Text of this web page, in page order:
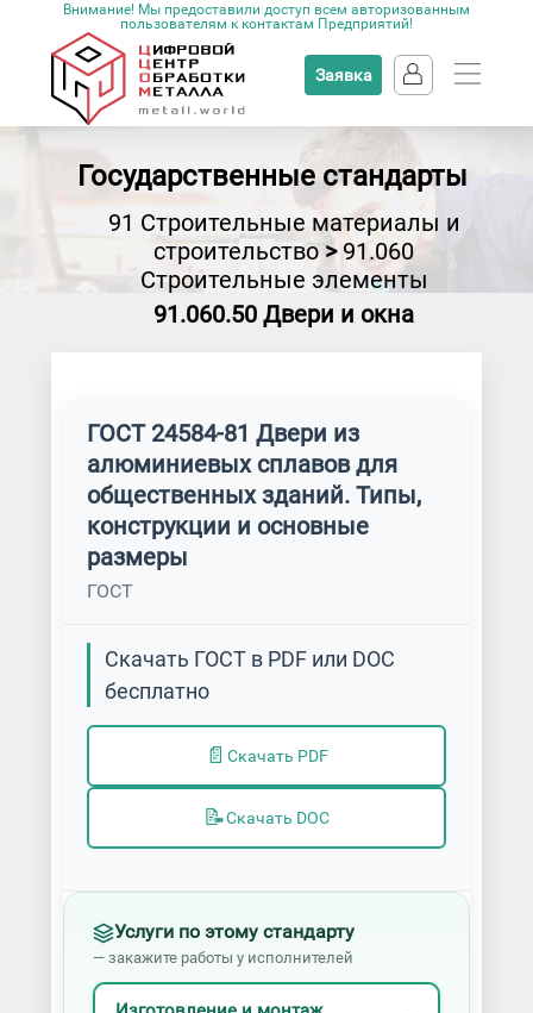
Внимание! Мы предоставили доступ всем авторизованным
пользователям к контактам Предприятий!
Заявка
Государственные стандарты
91 Строительные материалы и
строительство > 91.060
Строительные элементы
91.060.50 Двери и окна
ГОСТ 24584-81 Двери из
алюминиевых сплавов для
общественных зданий. Типы,
конструкции и основные
размеры
ГОСТ
Скачать ГОСТ в PDF или DOC
бесплатно
📄 Скачать PDF
📝Скачать DOC
Услуги по этому стандарту
— закажите работы у исполнителей